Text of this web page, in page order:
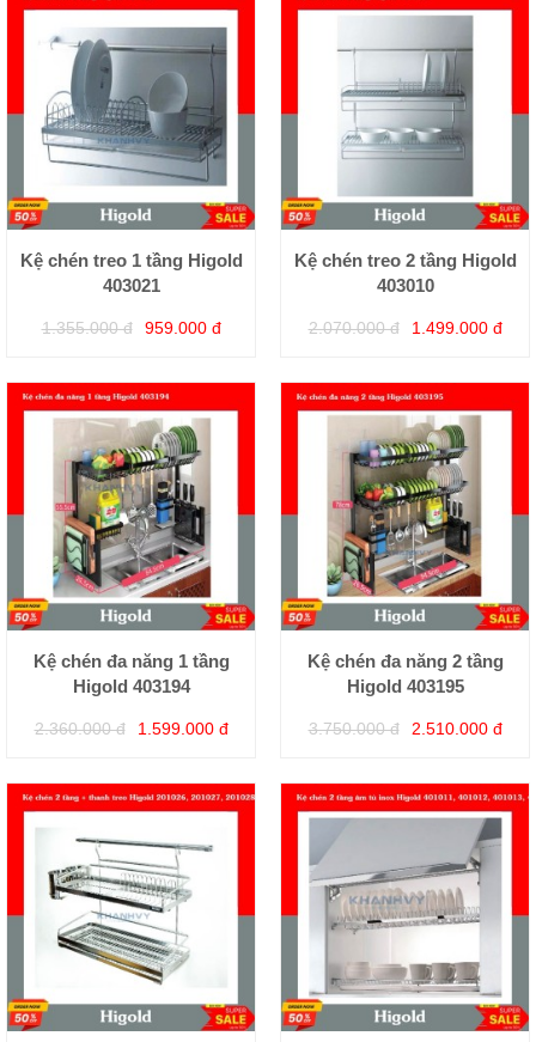
Kệ chén treo 1 tầng Higold
403021
1.355.000 đ 959.000 đ
Kệ chén treo 2 tầng Higold
403010
2.070.000 đ 1.499.000 đ
Kệ chén đa năng 1 tầng
Higold 403194
2.360.000 đ 1.599.000 đ
Kệ chén đa năng 2 tầng
Higold 403195
3.750.000 đ 2.510.000 đ